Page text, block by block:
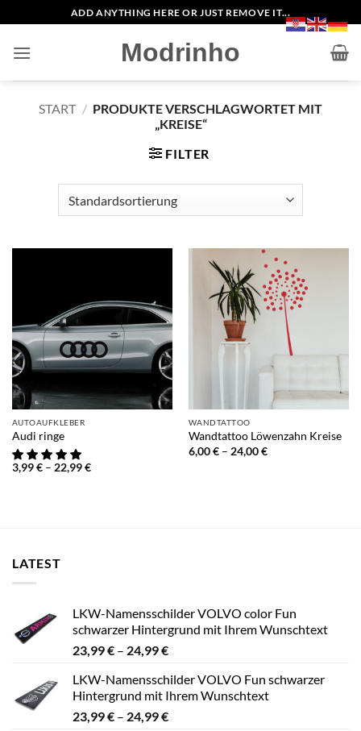
Inhalt
springen
ADD ANYTHING HERE OR JUST REMOVE IT...
Modrinho
START / PRODUKTE VERSCHLAGWORTET MIT
„KREISE“
FILTER
AUTOAUFKLEBER
Audi ringe
3,99€ – 22,99€Preisspanne:
WANDTATTOO
Wandtattoo Löwenzahn Kreise
6,00€ – 24,00€Preisspanne:
LATEST
LKW-Namensschilder VOLVO color Fun
schwarzer Hintergrund mit Ihrem Wunschtext
23,99€ – 24,99€Preisspanne:
bis
24,99 €
LKW-Namensschilder VOLVO Fun schwarzer
Hintergrund mit Ihrem Wunschtext
23,99€ – 24,99€Preisspanne: